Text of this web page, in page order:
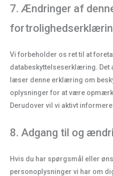
7. Ændringer af
Vi forbeholder os ret til at
databeskyttelseserklæring.
læser denne erklæring om
oplysninger for at være
Derudover vil vi aktivt
8. Adgang til og
Hvis du har spørgsmål eller
personoplysninger vi har om